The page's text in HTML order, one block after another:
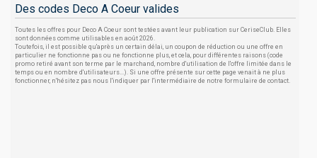
Des codes Deco A Coeur valides
Toutes les offres pour Deco A Coeur sont testées avant leur publication sur CeriseClub. Elles
sont données comme utilisables en août 2026.
Toutefois, il est possible qu'après un certain délai, un coupon de réduction ou une offre en
particulier ne fonctionne pas ou ne fonctionne plus, et cela, pour différentes raisons (code
promo retiré avant son terme par le marchand, nombre d'utilisation de l'offre limitée dans le
temps ou en nombre d'utilisateurs...). Si une offre présente sur cette page venait à ne plus
fonctionner, n'hésitez pas nous l'indiquer par l'intermédiaire de notre formulaire de contact.